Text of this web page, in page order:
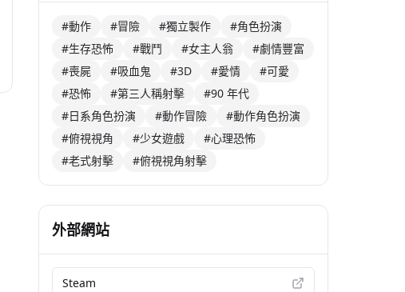
#動作 #冒險 #獨立製作
#角色扮演
#生存恐怖
#戰鬥 #女主人翁
#劇情豐富
#喪屍
#吸血鬼 #3D #愛情
#可愛
#恐怖
#第三人稱射擊
#90 年代
#日系角色扮演
#動作冒險
#動作角色扮演
#俯視視角
#少女遊戲
#心理恐怖
#老式射擊
#俯視視角射擊
外部網站
Steam